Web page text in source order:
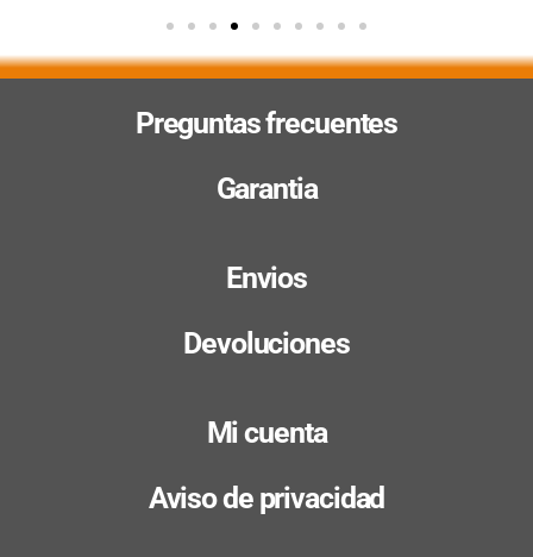
Preguntas frecuentes
Garantia
Envios
Devoluciones
Mi cuenta
Aviso de privacidad